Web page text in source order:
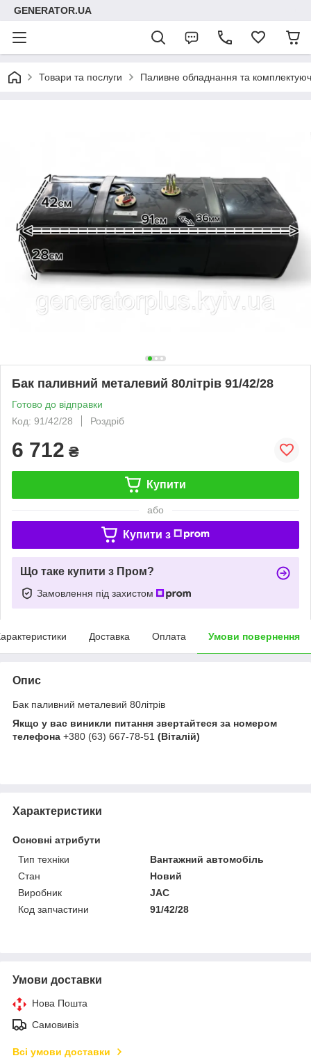
GENERATOR.UA
Товари та послуги Паливне обладнання та
Бак паливний металевий 80літрів 91/42/28
Готово до відправки
Код: 91/42/28
Роздріб
6 712 ₴
Купити
або
Купити з
Що таке купити з Пром?
Замовлення під захистом
Доставка Оплата Умови повернення
Опис
Бак паливний металевий 80літрів
Якщо у вас виникли питання звертайтеся за номером
телефона +380 (63) 667-78-51 (Віталій)
Характеристики
Основні атрибути
Тип техніки
Вантажний автомобіль
Стан
Новий
Виробник
JAC
Код запчастини
91/42/28
Умови доставки
Нова Пошта
Самовивіз
Всі умови доставки